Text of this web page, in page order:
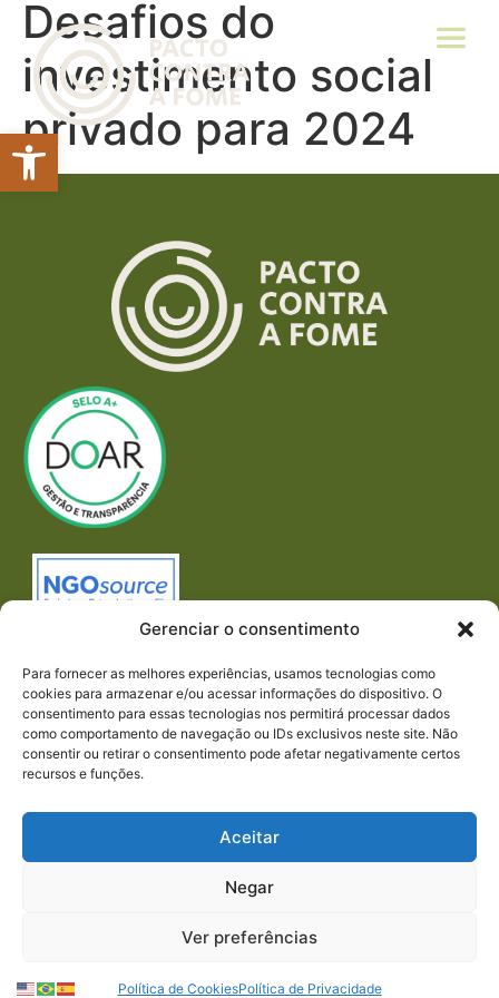
Abrir a barra de ferramentas
Gerenciar o consentimento
Para fornecer as melhores experiências, usamos tecnologias como
cookies para armazenar e/ou acessar informações do dispositivo. O
consentimento para essas tecnologias nos permitirá processar dados
como comportamento de navegação ou IDs exclusivos neste site. Não
consentir ou retirar o consentimento pode afetar negativamente certos
recursos e funções.
Aceitar
Negar
Ver preferências
Política de CookiesPolítica de Privacidade
Desafios do
investimento social
privado para 2024
REDES SOCIAIS
DIREITOS RESERVADOS.